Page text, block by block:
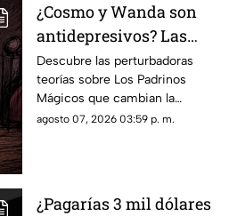
¿Cosmo y Wanda son
antidepresivos? Las
perturbadoras teorías y
las hipótesis más
oscuras sobre Los
Padrinos Mágicos
Descubre las perturbadoras
teorías sobre Los Padrinos
Mágicos que cambian la
historia de Timmy Turner y el
agosto 07, 2026 03:59 p. m.
¿Pagarías 3 mil dólares